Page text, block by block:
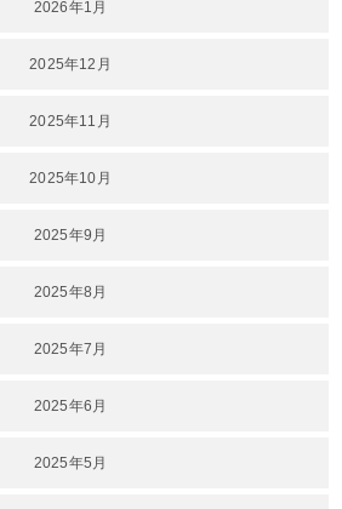
2026年1月
2025年12月
2025年11月
2025年10月
2025年9月
2025年8月
2025年7月
2025年6月
2025年5月